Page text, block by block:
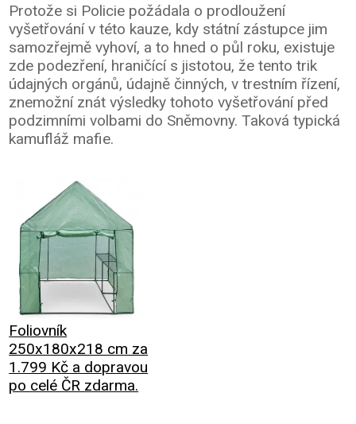
Protože si Policie požádala o prodloužení
vyšetřování v této kauze, kdy státní zástupce jim
samozřejmě vyhoví, a to hned o půl roku, existuje
zde podezření, hraničící s jistotou, že tento trik
údajných orgánů, údajně činných, v trestním řízení,
znemožní znát výsledky tohoto vyšetřování před
podzimními volbami do Sněmovny. Taková typická
kamufláž mafie.
Foliovník
250x180x218 cm za
1.799 Kč a dopravou
po celé ČR zdarma.